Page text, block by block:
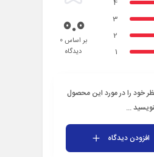
3
2
1
0.0بر اساس 0
دیدگاه
خود را در مورد این محصول
...
افزودن دیدگاه